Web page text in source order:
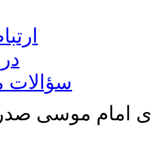
سؤالات
امام موسی